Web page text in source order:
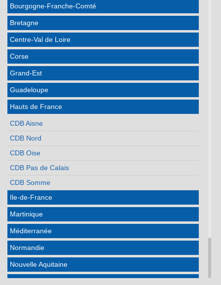
Bourgogne-Franche-Comté
Bretagne
Centre-Val de Loire
Corse
Grand-Est
Guadeloupe
Hauts de France
CDB Aisne
CDB Nord
CDB Oise
CDB Pas de Calais
CDB Somme
Ile-de-France
Martinique
Méditerranée
Normandie
Nouvelle Aquitaine